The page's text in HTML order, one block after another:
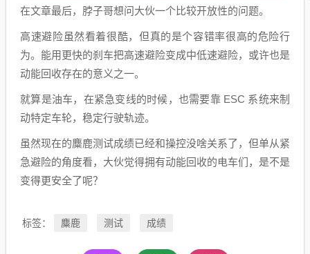
在文章最后，脖子哥想问大伙一个比较开放性的问题。
高速避险虽然看着很酷，但真的是个容错率很高的危险行
为。能用更快的刹车把高速避险变成中低速避险，或许也是
动能回收存在的意义之一。
就算是油车，在紧急变线的时候，也需要靠 ESC 系统来制
动特定车轮，稳定行驶轨迹。
虽然现在的麋鹿测试成绩已经和操控没啥关系了，但单从紧
急避险的角度看，大伙觉得拥有动能回收的电车们，是不是
变得更安全了呢？
标签： 麋鹿 测试 成绩